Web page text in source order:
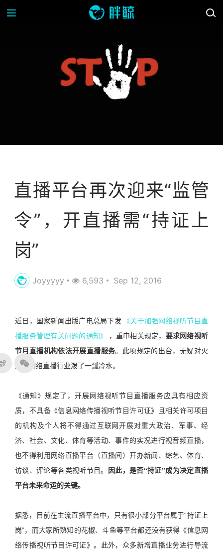
直播平台再次迎来“监管
令”，开直播需“持证上
岗”
Joyyyyy 6,593 Sep 12, 2016
近日，国家新闻出版广电总局下发
《关于加强网络视听节目直
播服务管理有关问题的通知》
，重申相关规定， 要求网络视听
节目直播机构依法开展直播服务。此项规定的出台，无疑对火
热的网络直播行业泼了一瓢冷水。
《通知》规定了，开展网络视听节目直播服务应具有相应资
质，不具备《信息网络传播视听节目许可证》且相关许可项目
的机构及个人将不得通过互联网开展对重大政治、军事、经
济、社会、文化、体育等活动、事件的实况进行视音频直播，
也不得利用网络直播平台（直播间）开办新闻、综艺、体育、
访谈、评论等各类视听节目。 因此，是否“持证”成为决定直播
平台未来命运的关键。
据悉，目前在主流直播平台中，只有很小部分平台属于“持证上
岗”，而大家所熟知的花椒、斗鱼等平台都还没有获得《信息网
络传播视听节目许可证》。此外，众多新增直播业务进行导流